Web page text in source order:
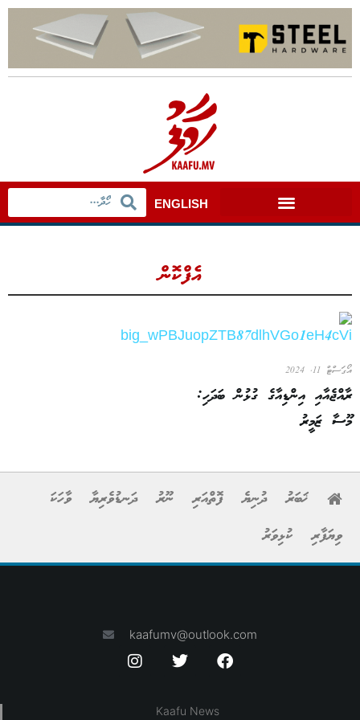
ENGLISH
އެފްކޮން
އޯގަސްޓް 11, 2024
ރާއްޖެއާއި އިންޑިއާގެ ގުޅުން ބަދަހި:
މޫސާ ޒަމީރު
ޚަބަރު ދުނިޔެ ފޮތްއަރި ނޫރު ދަނޑުވެރިޔާ
ވާހަކަ
ވިޔަފާރި
ކުޅިވަރު
kaafumv@outlook.com
Kaafu News